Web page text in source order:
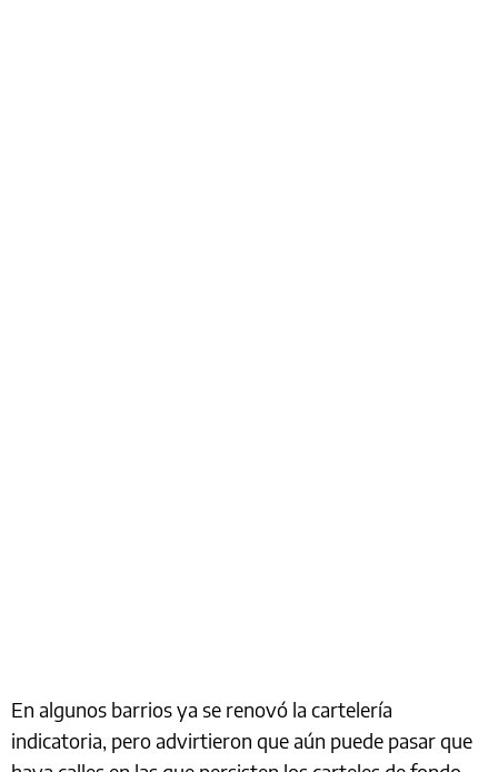
En algunos barrios ya se renovó la cartelería
indicatoria, pero advirtieron que aún puede pasar que